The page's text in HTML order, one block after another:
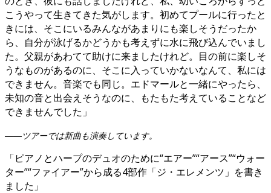
こうやって生きてきた気がします。初めてプールに行ったと
きには、そこにいるみんながあまりにも楽しそうだったか
ら、自分が泳げるかどうかも考えずに水に飛び込んでいまし
た。父親があわてて助けに来ましたけれど。目の前に楽しそ
うなものがあるのに、そこに入っていかないなんて、私には
できません。音楽でも同じ。エドマールと一緒にやったら、
未知の音と出会えそうなのに、もたもた考えていることなど
できませんでした」
――ツアーでは新曲も演奏しています。
「ピアノとハープのデュオのために“エアー”“アース”“ウォー
ター”“ファイアー”から成る4部作「ジ・エレメンツ」を書き
ました」